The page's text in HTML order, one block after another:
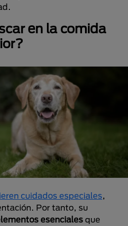
en la comida
cuidados especiales,
Por tanto, su
esenciales que